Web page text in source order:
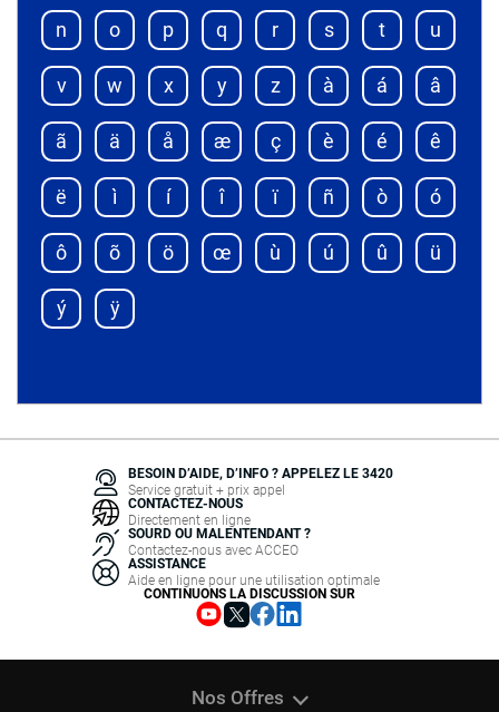
n o p q r s t u
v w x y z à á â
ã ä å æ ç è é ê
ë ì í î ï ñ ò ó
ô õ ö œ ù ú û ü
ý ÿ